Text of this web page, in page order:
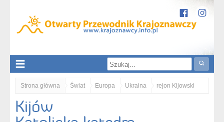
Strona główna Świat Europa Ukraina rejon Kijowski
Kijów
Kijów